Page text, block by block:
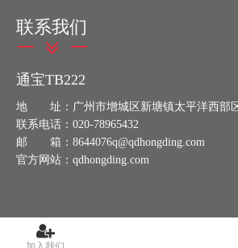
联系我们
通宝TB222
地 址：广州市增城区新塘镇太平洋西部
联系电话：020-78965432
邮 箱：8644076q@qdhongding.com
官方网站：qdhongding.com